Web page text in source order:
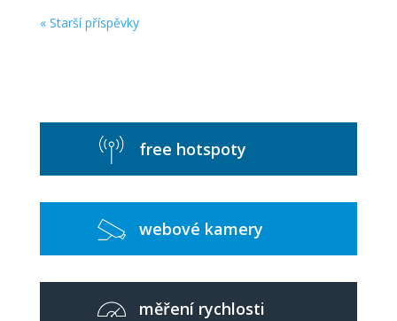
« Starší příspěvky
free hotspoty
webové kamery
měření rychlosti